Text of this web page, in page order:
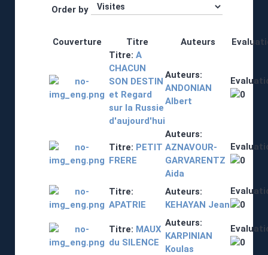
Order by
Couverture Titre Auteurs
Titre: A
CHACUN
SON DESTIN
et Regard
sur la Russie
d'aujourd'hui
Auteurs:
ANDONIAN
Albert
Titre: PETIT
FRERE
Auteurs:
AZNAVOUR-
GARVARENTZ
Aida
Titre:
APATRIE
Auteurs:
KEHAYAN Jean
Titre: MAUX
du SILENCE
Auteurs:
KARPINIAN
Koulas